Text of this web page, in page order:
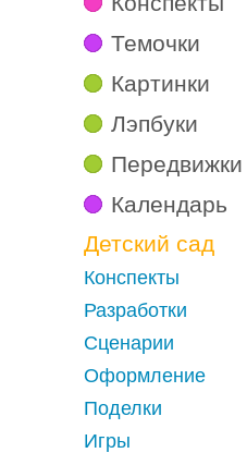
Темочки
Картинки
Лэпбуки
Передвижки
Календарь
Детский сад
Конспекты
Разработки
Сценарии
Оформление
Поделки
Игры